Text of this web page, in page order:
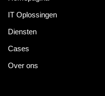
IT Oplossingen
Diensten
Cases
Over ons